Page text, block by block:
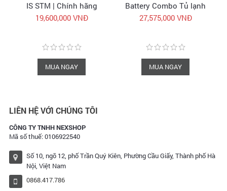
IS STM | Chính hãng
Canon Vietnam
19,600,000 VNĐ
MUA NGAY
Battery Combo Tủ lạnh
di động Camping kèm
27,575,000 VNĐ
MUA NGAY
LIÊN HỆ VỚI CHÚNG TÔI
CÔNG TY TNHH NEXSHOP
Mã số thuế: 0106922540
Số 10, ngõ 12, phố Trần Quý Kiên, Phường Cầu Giấy, Thành phố Hà
Nội, Việt Nam
0868.417.786